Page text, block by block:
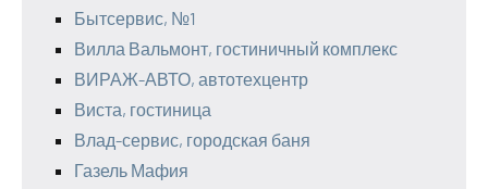
Бытсервис, №1
Вилла Вальмонт, гостиничный комплекс
ВИРАЖ-АВТО, автотехцентр
Виста, гостиница
Влад-сервис, городская баня
Газель Мафия